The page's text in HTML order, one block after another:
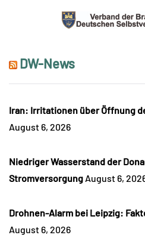
DW-News
Iran: Irritationen über Öffnung
August 6, 2026
Niedriger Wasserstand der
Stromversorgung August 6,
Drohnen-Alarm bei Leipzig:
August 6, 2026